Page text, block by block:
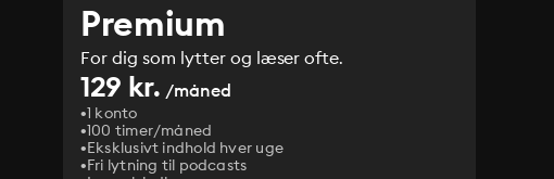
Premium
For dig som lytter og læser ofte.
129 kr. /måned
1 konto
100 timer/måned
Eksklusivt indhold hver uge
Fri lytning til podcasts